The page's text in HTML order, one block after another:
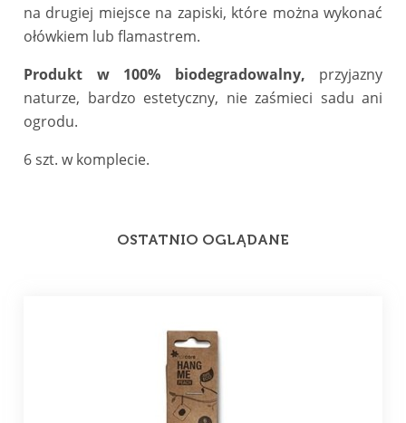
na drugiej miejsce na zapiski, które można wykonać
ołówkiem lub flamastrem.
Produkt w 100% biodegradowalny, przyjazny
naturze, bardzo estetyczny, nie zaśmieci sadu ani
ogrodu.
6 szt. w komplecie.
OSTATNIO OGLĄDANE